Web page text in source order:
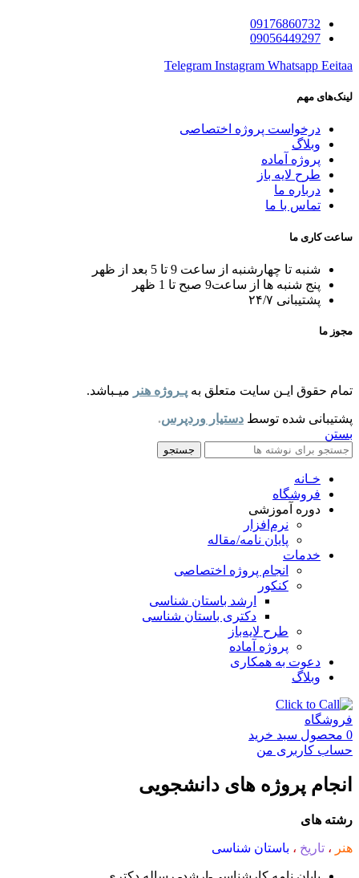
09176860732
09056449297
Telegram Instagram Whatsapp Eeitaa
لینک‌های مهم
درخواست پروژه اختصاصی
وبلاگ
پروژه آماده
طرح لایه باز
درباره ما
تماس با ما
ساعت کاری ما
شنبه تا چهارشنبه از ساعت 9 تا 5 بعد از ظهر
پنج شنبه ها از ساعت9 صبح تا 1 ظهر
پشتیبانی ۲۴/۷
مجوز ما
تمام حقوق ایـن سایت متعلق به پـروژه هنر میـباشد.
پشتیبانی شده توسط دستیار وردپرس.
بستن
جستجو
خـانه
فروشگاه
دوره آموزشی
نرم‌افزار
پایان نامه/مقاله
خدمات
انجام پروژه اختصاصی
کنکور
ارشد باستان شناسی
دکتری باستان شناسی
طرح لایه‌باز
پروژه آماده
دعوت به همکاری
وبلاگ
فروشگاه
0 محصول سبد خرید
حساب کاربری من
انجام پروژه های دانشجویی
رشته های
هنر ، تاریخ ، باستان شناسی